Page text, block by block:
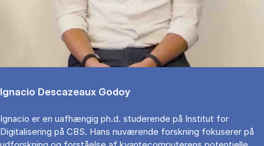
Ignacio Descazeaux Godoy
Ignacio er en uafhængig ph.d. studerende på Institut for
Digitalisering på CBS. Hans nuværende forskning fokuserer på